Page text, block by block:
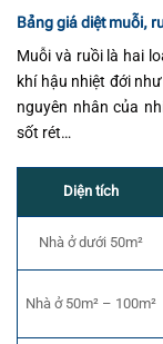
Bảng giá diệt muỗi,
Muỗi và ruồi là hai
khí hậu nhiệt đới
nguyên nhân của
sốt rét…
Diện tích
Nhà ở dưới 50m²
Nhà ở 50m² – 100m²